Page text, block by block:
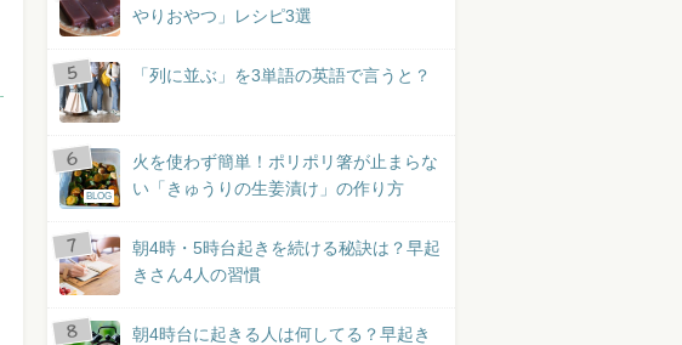
やりおやつ」レシピ3選
「列に並ぶ」を3単語の英語で言うと？
BLOG
火を使わず簡単！ポリポリ箸が止まらな
い「きゅうりの生姜漬け」の作り方
朝4時・5時台起きを続ける秘訣は？早起
きさん4人の習慣
朝4時台に起きる人は何してる？早起き